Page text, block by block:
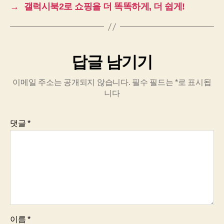
→
갤럭시북2로 쇼핑을 더 똑똑하게, 더 쉽게!
답글 남기기
이메일 주소는 공개되지 않습니다. 필수 필드는*로 표시됩
니다
댓글*
이름*